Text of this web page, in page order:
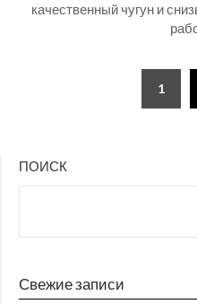
качественный чугун и
1
ПОИСК
Свежие записи